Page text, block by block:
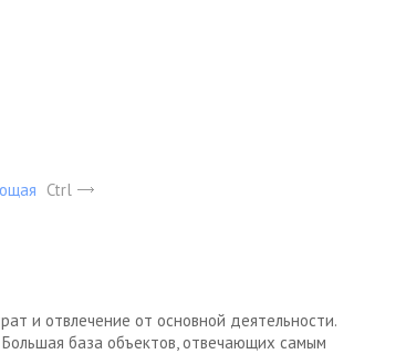
Ctrl
и отвлечение от основной деятельности.
Большая база объектов, отвечающих самым